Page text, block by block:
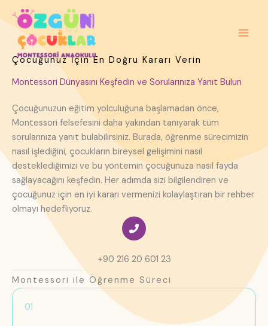
İçeriğe
atla
Çocuğunuz İçin En Doğru Kararı Verin
Montessori Dünyasını Keşfedin ve Sorularınıza Yanıt Bulun
Çocuğunuzun eğitim yolculuğuna başlamadan önce,
Montessori felsefesini daha yakından tanıyarak tüm
sorularınıza yanıt bulabilirsiniz. Burada, öğrenme sürecimizin
nasıl işlediğini, çocukların bireysel gelişimini nasıl
desteklediğimizi ve bu yöntemin çocuğunuza nasıl fayda
sağlayacağını keşfedin. Her adımda sizi bilgilendiren ve
çocuğunuz için en iyi kararı vermenizi kolaylaştıran bir rehber
olmayı hedefliyoruz.
+90 216 20 601 23
Montessori ile Öğrenme Süreci
01